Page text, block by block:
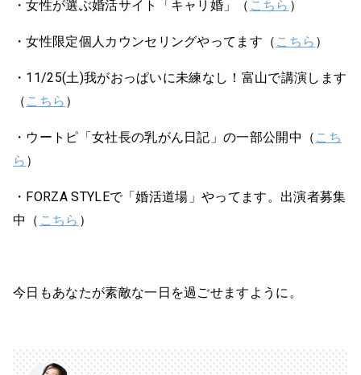
・女性が選ぶ婚活サイト「キャリ婚」（ こちら ）
・女性限定個人カウンセリングやってます（ こちら ）
・11/25(土)我がおっぱいに未練なし！富山で講演します
（ こちら ）
・ウートピ「女社長の乳がん日記」の一部公開中（ こち
ら ）
・FORZA STYLEで「婚活道場」やってます。出演者募集
中（ こちら ）
今日もあなたが素敵な一日を過ごせますように。